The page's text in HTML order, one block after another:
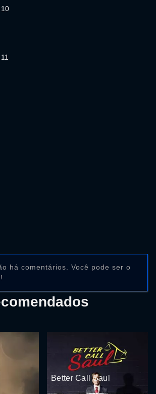
há comentários. Você pode ser o
Better Call Saul